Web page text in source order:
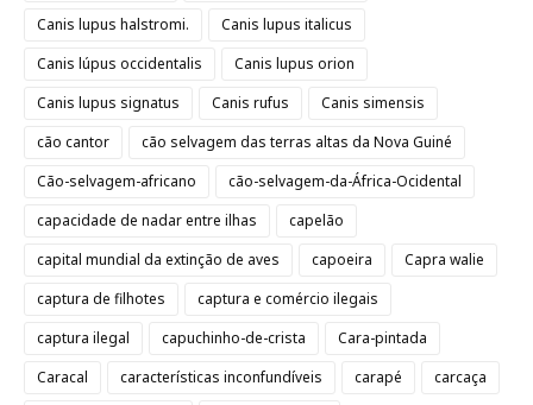
Canis lupus halstromi.
Canis lupus italicus
Canis lúpus occidentalis
Canis lupus orion
Canis lupus signatus
Canis rufus
Canis simensis
cão cantor
cão selvagem das terras altas da Nova Guiné
Cão-selvagem-africano
cão-selvagem-da-África-Ocidental
capacidade de nadar entre ilhas
capelão
capital mundial da extinção de aves
capoeira
Capra walie
captura de filhotes
captura e comércio ilegais
captura ilegal
capuchinho-de-crista
Cara-pintada
Caracal
características inconfundíveis carapé
carcaça